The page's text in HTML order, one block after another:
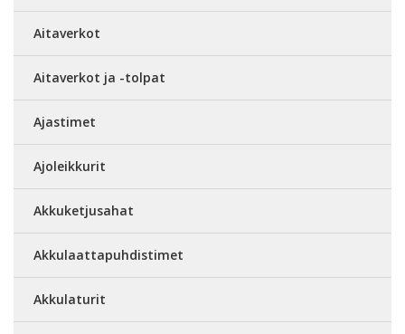
Aitaverkot
Aitaverkot ja -tolpat
Ajastimet
Ajoleikkurit
Akkuketjusahat
Akkulaattapuhdistimet
Akkulaturit